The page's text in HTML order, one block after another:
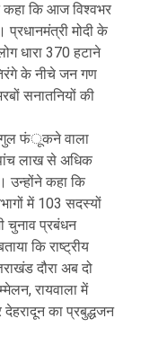
कहा कि आज विश्वभर
प्रधानमंत्री मोदी के
धारा 370 हटाने
के नीचे जन गण
सनातनियों की
फंूकने वाला
लाख से अधिक
उन्होंने कहा कि
में 103 सदस्यों
चुनाव प्रबंधन
कि राष्ट्रीय
दौरा अब दो
रायवाला में
का प्रबुद्धजन